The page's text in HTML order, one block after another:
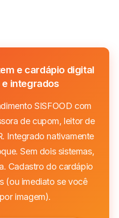
e cardápio digital
integrados
SISFOOD com
de cupom, leitor de
Integrado nativamente
Sem dois sistemas,
Cadastro do cardápio
(ou imediato se você
imagem).